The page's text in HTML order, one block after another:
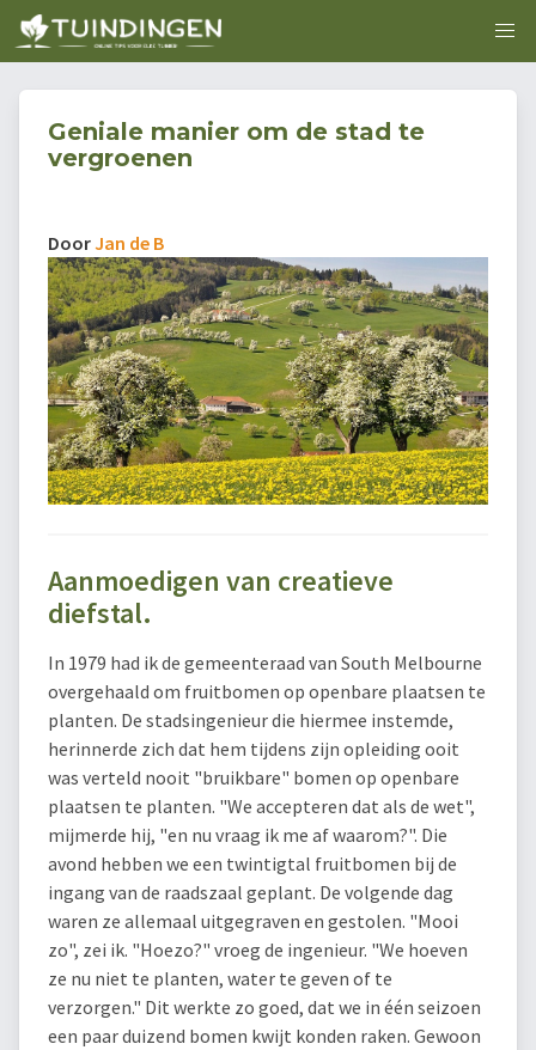
Geniale manier om de stad te
vergroenen
DoorJan de B
Aanmoedigen van creatieve
diefstal.
In 1979 had ik de gemeenteraad van South Melbourne
overgehaald om fruitbomen op openbare plaatsen te
planten. De stadsingenieur die hiermee instemde,
herinnerde zich dat hem tijdens zijn opleiding ooit
was verteld nooit "bruikbare" bomen op openbare
plaatsen te planten. "We accepteren dat als de wet",
mijmerde hij, "en nu vraag ik me af waarom?". Die
avond hebben we een twintigtal fruitbomen bij de
ingang van de raadszaal geplant. De volgende dag
waren ze allemaal uitgegraven en gestolen. "Mooi
zo", zei ik. "Hoezo?" vroeg de ingenieur. "We hoeven
ze nu niet te planten, water te geven of te
verzorgen." Dit werkte zo goed, dat we in één seizoen
een paar duizend bomen kwijt konden raken. Gewoon